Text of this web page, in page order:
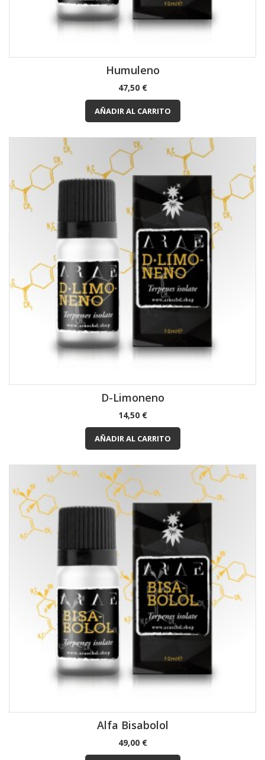
Humuleno
Precio
47,50 €
AÑADIR AL CARRITO
D-Limoneno
Precio
14,50 €
AÑADIR AL CARRITO
Alfa Bisabolol
Precio
49,00 €